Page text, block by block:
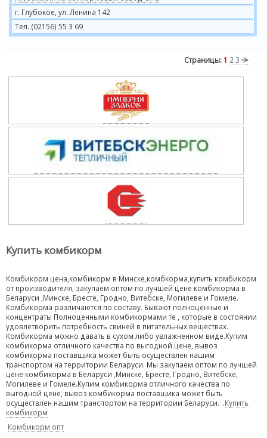
г. Глубокое, ул. Ленина 142
Тел. (02156) 55 3 69
Страницы: 1 2 3
Купить комбикорм
Комбикорм цена,комбикорм в Минске,комбкорма,купить комбикорм
от производителя, закупаем оптом по лучшей цене комбикорма в
Беларуси ,Минске, Бресте, Гродно, Витебске, Могилеве и Гомеле.
Комбикорма различаются по составу. Бывают полноценные и
концентраты Полноценными комбикормами те , которые в состоянии
удовлетворить потребность свиней в питательных веществах.
Комбикорма можно давать в сухом либо увлажненном виде.Купим
комбикорма отличного качества по выгодной цене, вывоз
комбикорма поставщика может быть осуществлен нашим
транспортом на территории Беларуси. Мы закупаем оптом по лучшей
цене комбикорма в Беларуси ,Минске, Бресте, Гродно, Витебске,
Могилеве и Гомеле.Купим комбикорма отличного качества по
выгодной цене, вывоз комбикорма поставщика может быть
осуществлен нашим транспортом на территории Беларуси. .Купить
комбикорм
Комбикорм опт